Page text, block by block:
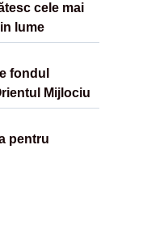
cele mai
lume
fondul
Mijlociu
pentru